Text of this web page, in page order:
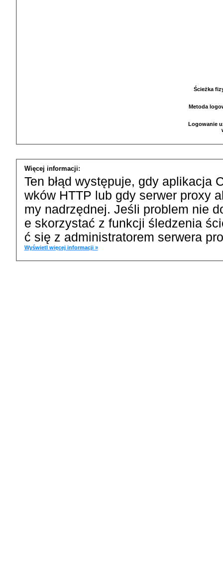
Ścieżka
Metoda
Logowanie
Więcej informacji:
Ten błąd występuje, gdy aplikacja
wków HTTP lub gdy serwer proxy
my nadrzędnej. Jeśli problem nie
e skorzystać z funkcji śledzenia
ć się z administratorem serwera
Wyświetl więcej informacji »